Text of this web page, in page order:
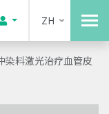
ZH
染料激光治疗血管皮